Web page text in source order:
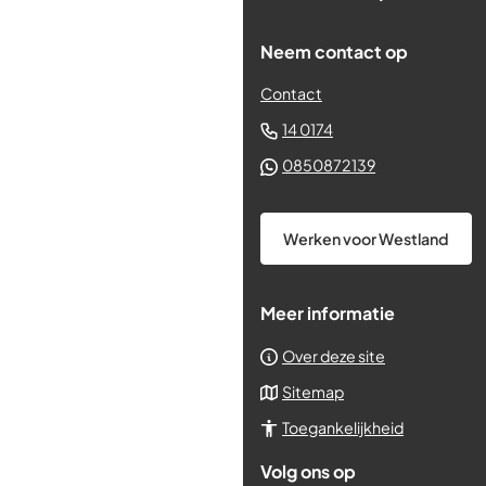
Neem contact op
Contact
14 0174(Verwijst
naar
telefoonnummer)
0850872139(Verwijst
een
Whatsapp
Werken voor Westland
Meer informatie
Over deze site
Sitemap
Toegankelijkheid
Volg ons op